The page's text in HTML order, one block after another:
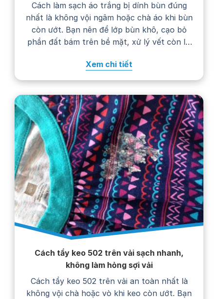
Cách làm sạch áo trắng bị dính bùn đúng
nhất là không vội ngâm hoặc chà áo khi bùn
còn ướt. Bạn nên để lớp bùn khô, cạo bỏ
phần đất bám trên bề mặt, xử lý vết còn lại
trên nhãn chăm sóc. Thực hiện…
Xem chi tiết
Cách tẩy keo 502 trên vải sạch nhanh,
không làm hỏng sợi vải
Cách tẩy keo 502 trên vải an toàn nhất là
không vội chà hoặc vò khi keo còn ướt. Bạn